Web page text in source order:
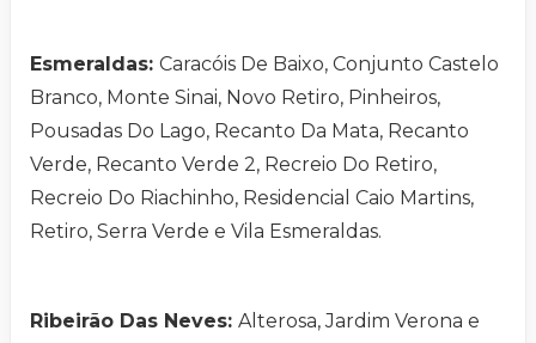
Esmeraldas: Caracóis De Baixo, Conjunto Castelo
Branco, Monte Sinai, Novo Retiro, Pinheiros,
Pousadas Do Lago, Recanto Da Mata, Recanto
Verde, Recanto Verde 2, Recreio Do Retiro,
Recreio Do Riachinho, Residencial Caio Martins,
Retiro, Serra Verde e Vila Esmeraldas.
Ribeirão Das Neves: Alterosa, Jardim Verona e